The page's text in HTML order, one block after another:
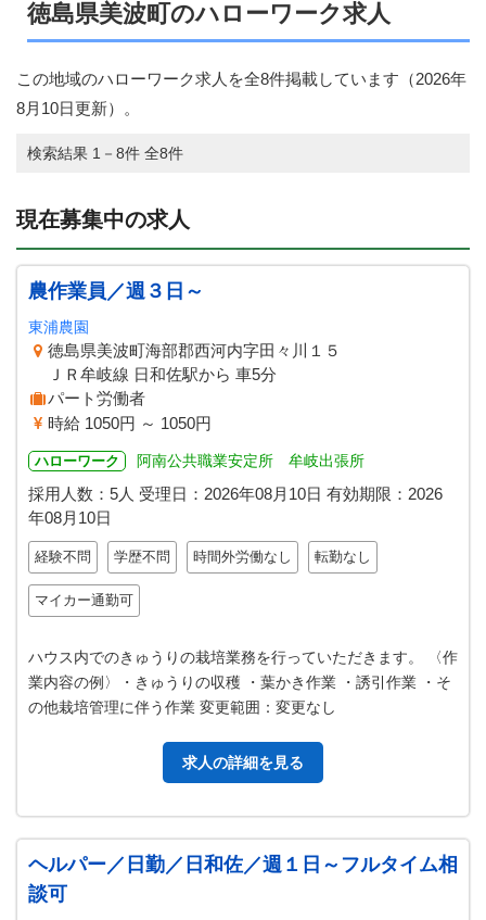
徳島県美波町のハローワーク求人
この地域のハローワーク求人を全8件掲載しています（2026年
8月10日更新）。
検索結果 1－8件 全8件
現在募集中の求人
農作業員／週３日～
東浦農園
徳島県美波町海部郡西河内字田々川１５
ＪＲ牟岐線 日和佐駅から 車5分
パート労働者
時給 1050円 ～ 1050円
ハローワーク 阿南公共職業安定所 牟岐出張所
採用人数：5人 受理日： 2026年08月10日 有効期限： 2026
年08月10日
経験不問 学歴不問 時間外労働なし 転勤なし
マイカー通勤可
ハウス内でのきゅうりの栽培業務を行っていただきます。 〈作
業内容の例〉・きゅうりの収穫 ・葉かき作業 ・誘引作業 ・そ
の他栽培管理に伴う作業 変更範囲：変更なし
求人の詳細を見る
ヘルパー／日勤／日和佐／週１日～フルタイム相
談可